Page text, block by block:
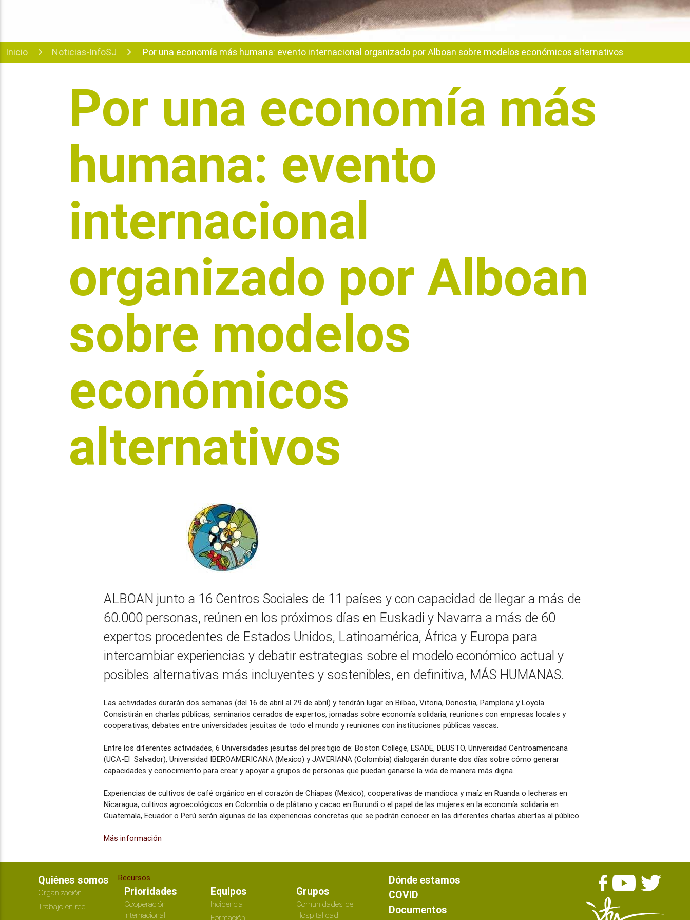
Inicio Noticias-InfoSJ Por una economía más humana: evento internacional organizado por Alboan sobre modelos económicos alternativos
Por una economía más
humana: evento
internacional
organizado por Alboan
sobre modelos
económicos
alternativos
ALBOAN junto a 16 Centros Sociales de 11 países y con capacidad de llegar a más de
60.000 personas, reúnen en los próximos días en Euskadi y Navarra a más de 60
expertos procedentes de Estados Unidos, Latinoamérica, África y Europa para
intercambiar experiencias y debatir estrategias sobre el modelo económico actual y
posibles alternativas más incluyentes y sostenibles, en definitiva, MÁS HUMANAS.
Las actividades durarán dos semanas (del 16 de abril al 29 de abril) y tendrán lugar en Bilbao, Vitoria, Donostia, Pamplona y Loyola.
Consistirán en charlas públicas, seminarios cerrados de expertos, jornadas sobre economía solidaria, reuniones con empresas locales y
cooperativas, debates entre universidades jesuitas de todo el mundo y reuniones con instituciones públicas vascas.
Entre los diferentes actividades, 6 Universidades jesuitas del prestigio de: Boston College, ESADE, DEUSTO, Universidad Centroamericana
(UCA-El Salvador), Universidad IBEROAMERICANA (Mexico) y JAVERIANA (Colombia) dialogarán durante dos días sobre cómo generar
capacidades y conocimiento para crear y apoyar a grupos de personas que puedan ganarse la vida de manera más digna.
Experiencias de cultivos de café orgánico en el corazón de Chiapas (Mexico), cooperativas de mandioca y maíz en Ruanda o lecheras en
Nicaragua, cultivos agroecológicos en Colombia o de plátano y cacao en Burundi o el papel de las mujeres en la economía solidaria en
Guatemala, Ecuador o Perú serán algunas de las experiencias concretas que se podrán conocer en las diferentes charlas abiertas al público.
Más información
Quiénes somos
Organización
Trabajo en red
Recursos
Prioridades
Cooperación
Internacional
Equipos
Incidencia
Formación
Grupos
Comunidades de
Hospitalidad
Dónde estamos
COVID
Documentos